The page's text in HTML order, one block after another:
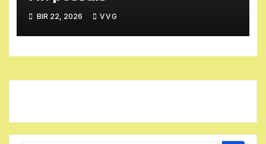
BIR 22, 2026 VVG